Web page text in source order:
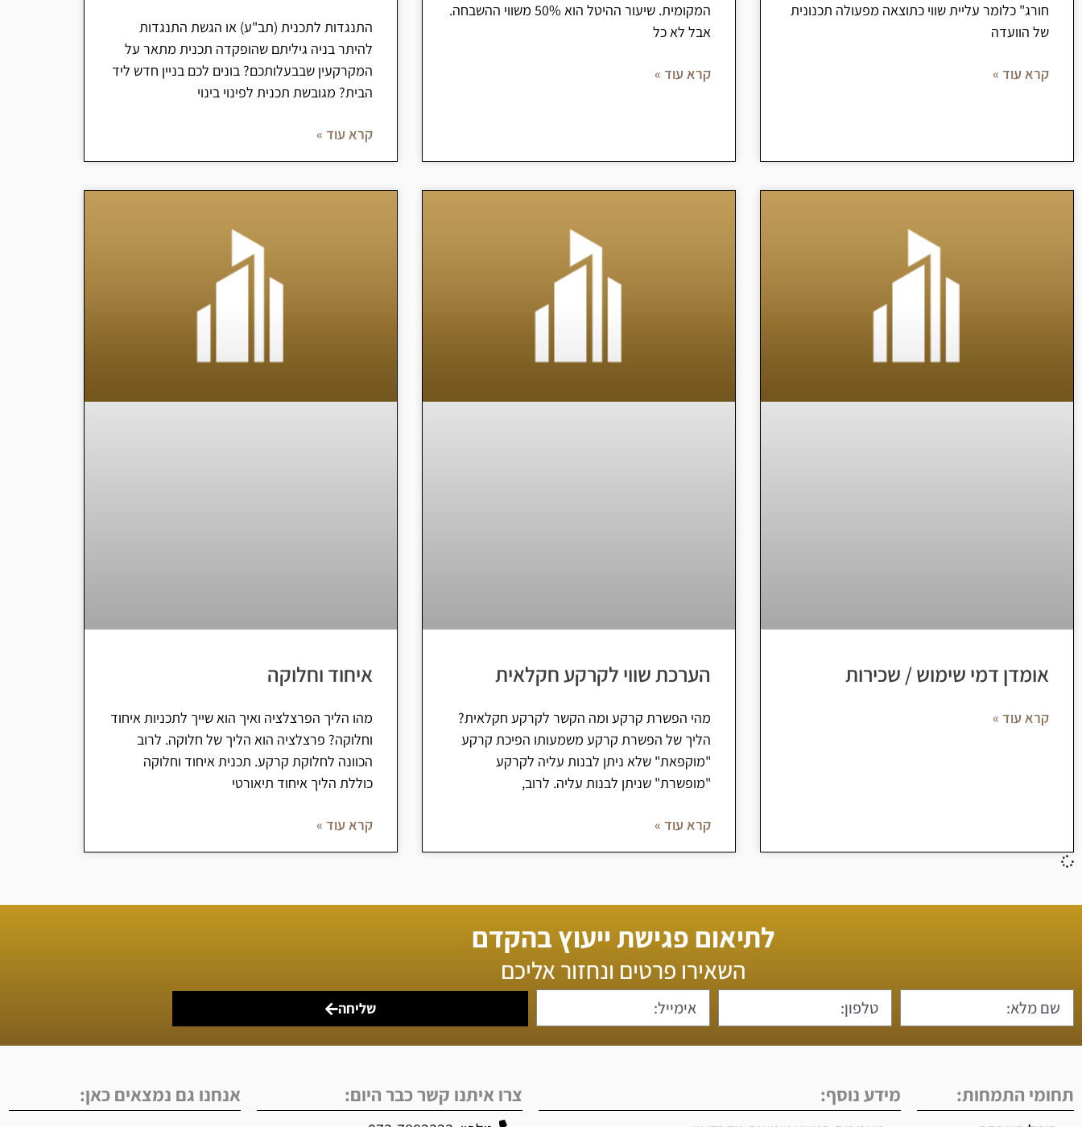
חורג" כלומר עליית שווי כתוצאה מפעולה תכנונית
של הוועדה
קרא עוד »
המקומית. שיעור ההיטל הוא 50% משווי ההשבחה.
אבל לא כל
קרא עוד »
התנגדות לתכנית (תב"ע) או הגשת התנגדות
להיתר בניה גיליתם שהופקדה תכנית מתאר על
המקרקעין שבבעלותכם? בונים לכם בניין חדש ליד
הבית? מגובשת תכנית לפינוי בינוי
קרא עוד »
אומדן דמי שימוש / שכירות
קרא עוד »
הערכת שווי לקרקע חקלאית
מהי הפשרת קרקע ומה הקשר לקרקע חקלאית?
הליך של הפשרת קרקע משמעותו הפיכת קרקע
"מוקפאת" שלא ניתן לבנות עליה לקרקע
"מופשרת" שניתן לבנות עליה. לרוב,
קרא עוד »
איחוד וחלוקה
מהו הליך הפרצלציה ואיך הוא שייך לתכניות איחוד
וחלוקה? פרצלציה הוא הליך של חלוקה. לרוב
הכוונה לחלוקת קרקע. תכנית איחוד וחלוקה
כוללת הליך איחוד תיאורטי
קרא עוד »
לתיאום פגישת ייעוץ בהקדם
השאירו פרטים ונחזור אליכם
שליחה
תחומי התמחות: מידע נוסף: צרו איתנו קשר כבר היום: אנחנו גם נמצאים כאן: